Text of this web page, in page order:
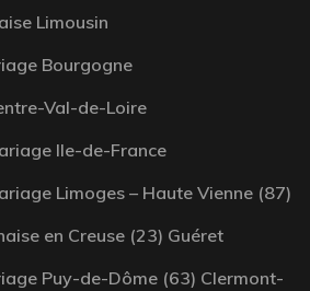
Limousin
Bourgogne
Val-de-Loire
Ile-de-France
Limoges – Haute Vienne (87)
en Creuse (23) Guéret
Puy-de-Dôme (63) Clermont-